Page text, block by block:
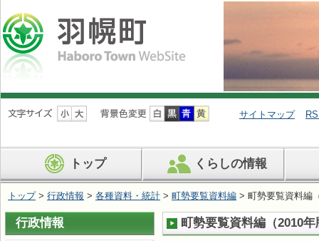
ナ
ビ
ン
を
ば
す
サイトマップ
トップ くらしの情報
トップ> 行政情報 > 各種資料・統計 > 町勢要覧資料編 > 町勢要覧資料編
町勢要覧資料編（2010年
行政情報